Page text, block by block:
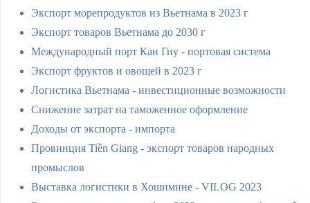
Экспорт морепродуктов из Вьетнама в 2023 г
Экспорт товаров Вьетнама до 2030 г
Международный порт Кан Гиу - портовая система
Экспорт фруктов и овощей в 2023 г
Логистика Вьетнама - инвестиционные возможности
Снижение затрат на таможенное оформление
Доходы от экспорта - импорта
Провинция Tiền Giang - экспорт товаров народных
промыслов
Выставка логистики в Хошимине - VILOG 2023